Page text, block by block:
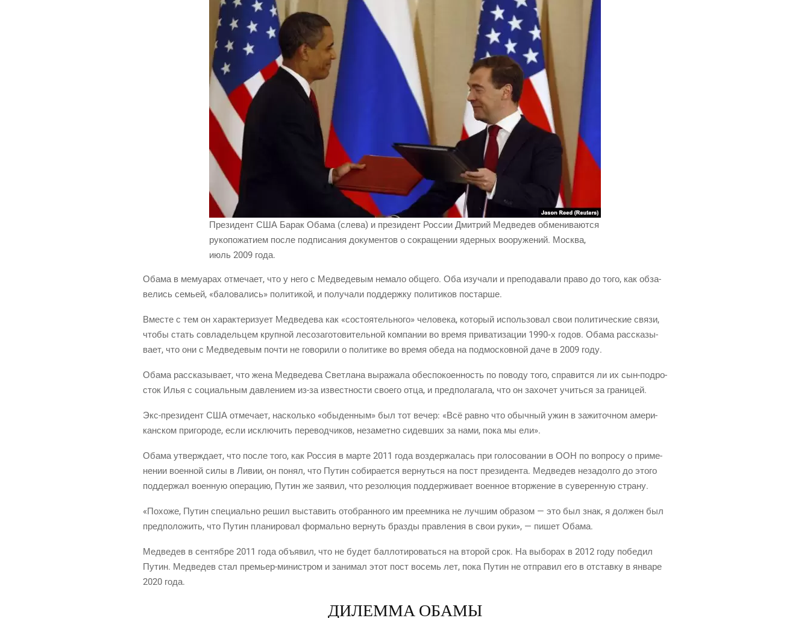
Пре­зи­дент США Барак Оба­ма (сле­ва) и пре­зи­дент Рос­сии Дмит­рий Мед­ве­дев обме­ни­ва­ют­ся
руко­по­жа­ти­ем после под­пи­са­ния доку­мен­тов о сокра­ще­нии ядер­ных воору­же­ний. Москва,
июль 2009 года.
Оба­ма в мему­а­рах отме­ча­ет, что у него с Мед­ве­де­вым нема­ло обще­го. Оба изу­ча­ли и пре­по­да­ва­ли пра­во до того, как обза­
ве­лись семьей, «бало­ва­лись» поли­ти­кой, и полу­ча­ли под­держ­ку поли­ти­ков постарше.
Вме­сте с тем он харак­те­ри­зу­ет Мед­ве­де­ва как «состо­я­тель­но­го» чело­ве­ка, кото­рый исполь­зо­вал свои поли­ти­че­ские свя­зи,
что­бы стать совла­дель­цем круп­ной лесо­за­го­то­ви­тель­ной ком­па­нии во вре­мя при­ва­ти­за­ции 1990‑х годов. Оба­ма рас­ска­зы­
ва­ет, что они с Мед­ве­де­вым почти не гово­ри­ли о поли­ти­ке во вре­мя обе­да на под­мос­ков­ной даче в 2009 году.
Оба­ма рас­ска­зы­ва­ет, что жена Мед­ве­де­ва Свет­ла­на выра­жа­ла обес­по­ко­ен­ность по пово­ду того, спра­вит­ся ли их сын-под­ро­
сток Илья с соци­аль­ным дав­ле­ни­ем из-за извест­но­сти сво­е­го отца, и пред­по­ла­га­ла, что он захо­чет учить­ся за границей.
Экс-пре­зи­дент США отме­ча­ет, насколь­ко «обы­ден­ным» был тот вечер: «Всё рав­но что обыч­ный ужин в зажи­точ­ном аме­ри­
кан­ском при­го­ро­де, если исклю­чить пере­вод­чи­ков, неза­мет­но сидев­ших за нами, пока мы ели».
Оба­ма утвер­жда­ет, что после того, как Рос­сия в мар­те 2011 года воз­дер­жа­лась при голо­со­ва­нии в ООН по вопро­су о при­ме­
не­нии воен­ной силы в Ливии, он понял, что Путин соби­ра­ет­ся вер­нуть­ся на пост пре­зи­ден­та. Мед­ве­дев неза­дол­го до это­го
под­дер­жал воен­ную опе­ра­цию, Путин же заявил, что резо­лю­ция под­дер­жи­ва­ет воен­ное втор­же­ние в суве­рен­ную страну.
«Похо­же, Путин спе­ци­аль­но решил выста­вить ото­бран­но­го им пре­ем­ни­ка не луч­шим обра­зом — это был знак, я дол­жен был
пред­по­ло­жить, что Путин пла­ни­ро­вал фор­маль­но вер­нуть браз­ды прав­ле­ния в свои руки», — пишет Обама.
Мед­ве­дев в сен­тяб­ре 2011 года объ­явил, что не будет бал­ло­ти­ро­вать­ся на вто­рой срок. На выбо­рах в 2012 году побе­дил
Путин. Мед­ве­дев стал пре­мьер-мини­стром и зани­мал этот пост восемь лет, пока Путин не отпра­вил его в отстав­ку в янва­ре
2020 года.
ДИЛЕММА ОБАМЫ